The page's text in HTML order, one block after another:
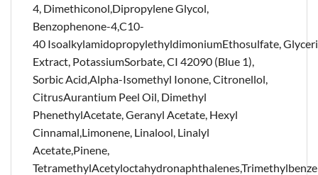
4, Dimethiconol,Dipropylene Glycol,
Benzophenone-4,C10-
40 IsoalkylamidopropylethyldimoniumEthosulfate,
Extract, PotassiumSorbate, CI 42090 (Blue 1),
Sorbic Acid,Alpha-Isomethyl Ionone, Citronellol,
CitrusAurantium Peel Oil, Dimethyl
PhenethylAcetate, Geranyl Acetate, Hexyl
Cinnamal,Limonene, Linalool, Linalyl
Acetate,Pinene,